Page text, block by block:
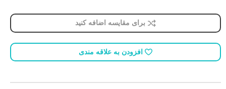
برای مقایسه اضافه کنید
افزودن به علاقه مندی